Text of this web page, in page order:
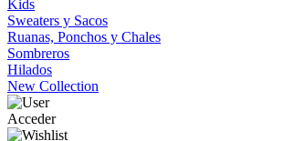
Kids
Sweaters y Sacos
Ruanas, Ponchos y Chales
Sombreros
Hilados
New Collection
Acceder